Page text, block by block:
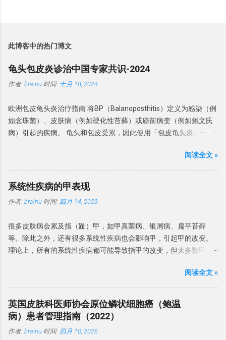
此博客中的热门博文
龟头包皮炎诊治中国专家共识-2024
作者: brainu 时间: 十月 18, 2024
欧洲包皮龟头炎治疗指南 将BP（Balanoposthitis）定义为感染（例
如念珠菌）、皮肤病（例如硬化性苔藓）或癌前病变（例如鲍文氏
病）引起的疾病。 龟头和包皮受累，因此使用「包皮龟头炎」一
浆细胞龟头炎、非特异性龟头炎和环状龟头炎。虽然感染是龟头炎
的常见原因，但相当多的BP病例还涉及非感染性炎症性疾病，为了
强调考虑非感染性原因的重要性。 建议： 中国专家建议将包皮龟头
炎为感染性和非感染性两类。感染性 BP 是由真菌和细菌等病原体引
起的，非感染性 BP 是无明显感染因素引起的BP。 微生物感染 一项
龟头炎患病率为 18%。 BP 患者中涉及了马拉色菌、金黄色葡萄球
菌、白色念珠菌和链球菌等细菌。在 BP 病例中还观察到革兰氏阳性
球菌、真菌和支原体。 37% 的 BP 患者存在生殖支原体，而沙眼衣
见的微生物有革兰氏阳性球菌（金黄色葡萄球菌、B 族链球菌、链
球菌和沃氏链球菌）和真菌（白色念珠菌和马拉色菌）。偶有生殖
支原体和厌氧菌感染。 与性行为的关系 建议：BP 虽不是性传播疾
病（STD），但可以通过性接触传播，其中念珠菌感染是主要原
因。建议患者及其性伴进行真菌检测，并且在抗真菌治疗期间避免
阅读全文 »
系统性疾病的甲表现
作者: brainu 时间: 四月 14, 2023
很多皮肤病会累及指（趾）甲，如甲真菌病、银屑病、扁平苔藓
等。除此之外，还有很多系统性疾病也会影响甲，引起甲的改变。
理论上，所有的系统性疾病都可能导致指甲的改变，但大多数甲病
的甚至是很重要诊断依据。 本文介绍一下系统性疾病的常见甲表
现。 形态学改变 甲的形态学改变指甲板、甲周、甲床等发生的形态
学改变。 博氏线 博氏线（Beau's lines）是甲板的横向浅沟。可累及
整个指甲的宽度或部分宽度。拇指和踇趾更为明显。 博氏线反映了
甲母质的暂时性损伤 ，角质细胞的有丝分裂活动减少。 凹陷的深度
与甲床损伤的严重程度有关 。 图片来源于dermnetnz.org 博氏线首
阅读全文 »
英国皮肤科医师协会原位鳞状细胞癌（鲍温
病）患者管理指南（2022）
作者: brainu 时间: 四月 10, 2026